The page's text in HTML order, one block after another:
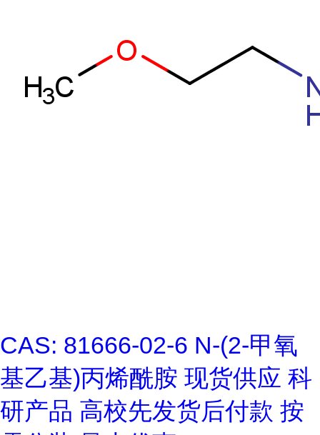
CAS: 81666-02-6 N-(2-甲氧
基乙基)丙烯酰胺 现货供应 科
研产品 高校先发货后付款 按